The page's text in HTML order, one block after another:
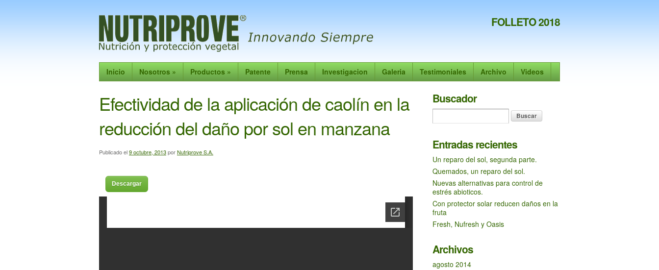
FOLLETO 2018
Inicio Nosotros » Productos » Patente Prensa Investigacion Galeria Testimoniales Archivo Videos
Efectividad de la aplicación de caolín en la
reducción del daño por sol en manzana
Publicado el9 octubre, 2013porNutriprove S.A.
Descargar
Buscador
Entradas recientes
Un reparo del sol, segunda parte.
Quemados, un reparo del sol.
Nuevas alternativas para control de
estrés abioticos.
Con protector solar reducen daños en la
fruta
Fresh, Nufresh y Oasis
Archivos
agosto 2014